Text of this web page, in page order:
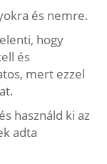
és nemre.
hogy
és
mert ezzel
használd ki az
adta